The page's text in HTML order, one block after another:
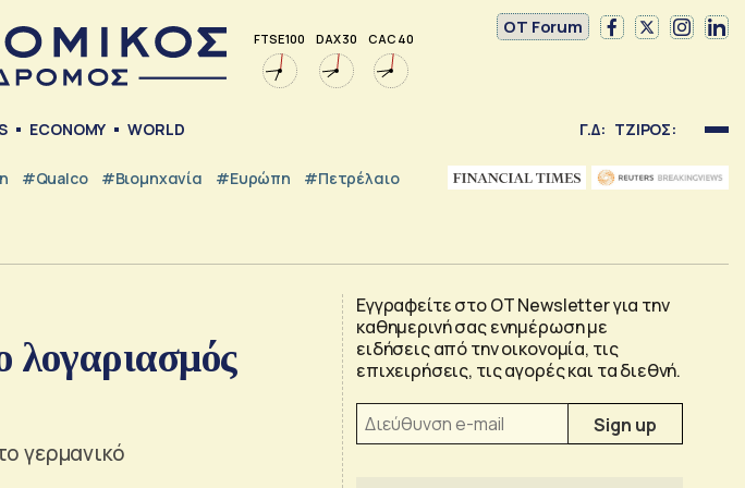
FTSE 100 DAX 30 CAC 40
OT Forum
ECONOMY WORLD Γ.Δ: ΤΖΙΡΟΣ:
#Qualco #Βιομηχανία #Ευρώπη #Πετρέλαιο
λογαριασμός
γερμανικό
Εγγραφείτε στο OT Newsletter για την
καθημερινή σας ενημέρωση με
ειδήσεις από την οικονομία, τις
επιχειρήσεις, τις αγορές και τα διεθνή.